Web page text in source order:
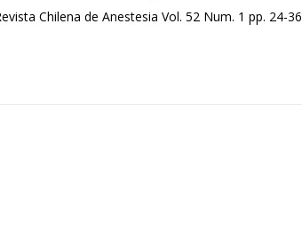
Chilena de Anestesia Vol. 52 Num. 1 pp. 24-36